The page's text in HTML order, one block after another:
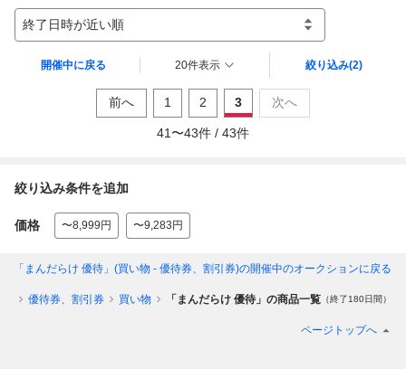
終了日時が近い順
開催中に戻る 20件表示 絞り込み(2)
前へ 1 2 3 次へ
41 〜43件 / 43件
絞り込み条件を追加
価格 〜8,999円 〜9,283円
「まんだらけ 優待」(買い物 - 優待券、割引券)の開催中のオークションに戻る
優待券、割引券 買い物 「まんだらけ 優待」の商品一覧 （終了180日間）
ページトップへ